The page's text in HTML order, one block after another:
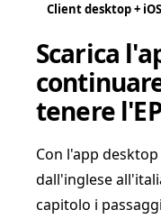
Client desktop + iOS
Scarica
tenere
Con l'app
dall'inglese
capitolo i